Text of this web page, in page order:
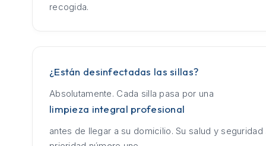
recogida.
¿Están desinfectadas las sillas?
Absolutamente. Cada silla pasa por una
limpieza integral profesional
antes de llegar a su domicilio. Su salud y seguridad